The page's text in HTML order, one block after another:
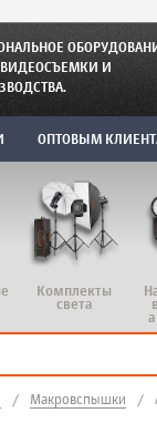
И
ОПТОВЫМ
Комплекты
света
/ Макровспышки /